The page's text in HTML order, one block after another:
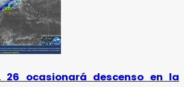
26 ocasionará descenso en la